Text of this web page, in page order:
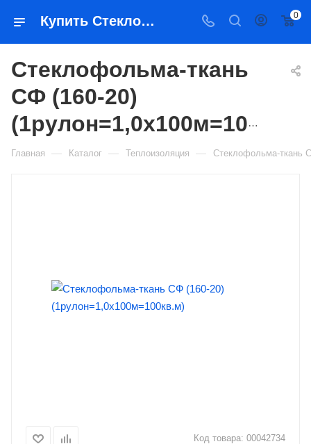
Купить Стеклофольма-ткань СФ (160-20) (1рулон=1,0х100м=100кв.м) в Якутске — цена, характеристики, подбор | Востоктехторг 0
Стеклофольма-ткань
СФ (160-20)
(1рулон=1,0х100м=100кв.м)
Главная — Каталог — Теплоизоляция — Стеклофольма-ткань
Код товара: 00042734